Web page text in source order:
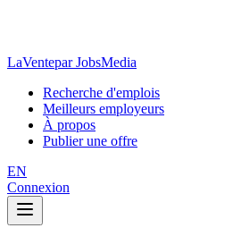
LaVentepar JobsMedia
Recherche d'emplois
Meilleurs employeurs
À propos
Publier une offre
EN
Connexion